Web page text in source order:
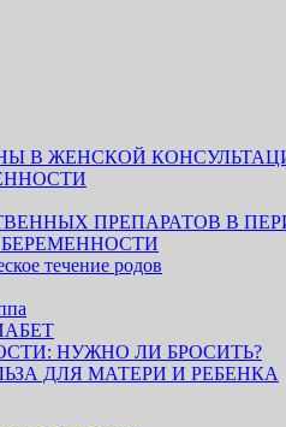
В ЖЕНСКОЙ
ПРЕПАРАТОВ В
течение родов
НУЖНО ЛИ БРОСИТЬ?
ДЛЯ МАТЕРИ И РЕБЕНКА